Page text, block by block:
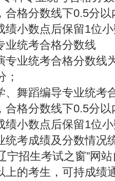
格分数线下0.5分以
绩小数点后保留1位
统考合格分数线
业统考合格分数线
；
舞蹈编导专业统考
格分数线下0.5分以
绩小数点后保留1位
考成绩及分数情况
宁招生考试之窗”网
上的考生，可持成绩